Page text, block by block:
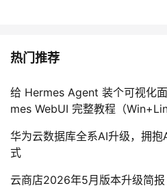
热门推荐
给 Hermes Agent 装个可视化
mes WebUI 完整教程（
华为云数据库全系AI升级，拥
式
云商店2026年5月版本升级简报